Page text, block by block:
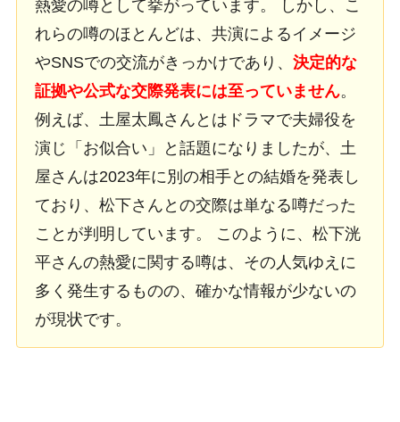
熱愛の噂として挙がっています。 しかし、こ
れらの噂のほとんどは、共演によるイメージ
やSNSでの交流がきっかけであり、 決定的な
証拠や公式な交際発表には至っていません。
例えば、土屋太鳳さんとはドラマで夫婦役を
演じ「お似合い」と話題になりましたが、土
屋さんは2023年に別の相手との結婚を発表し
ており、松下さんとの交際は単なる噂だった
ことが判明しています。 このように、松下洸
平さんの熱愛に関する噂は、その人気ゆえに
多く発生するものの、確かな情報が少ないの
が現状です。